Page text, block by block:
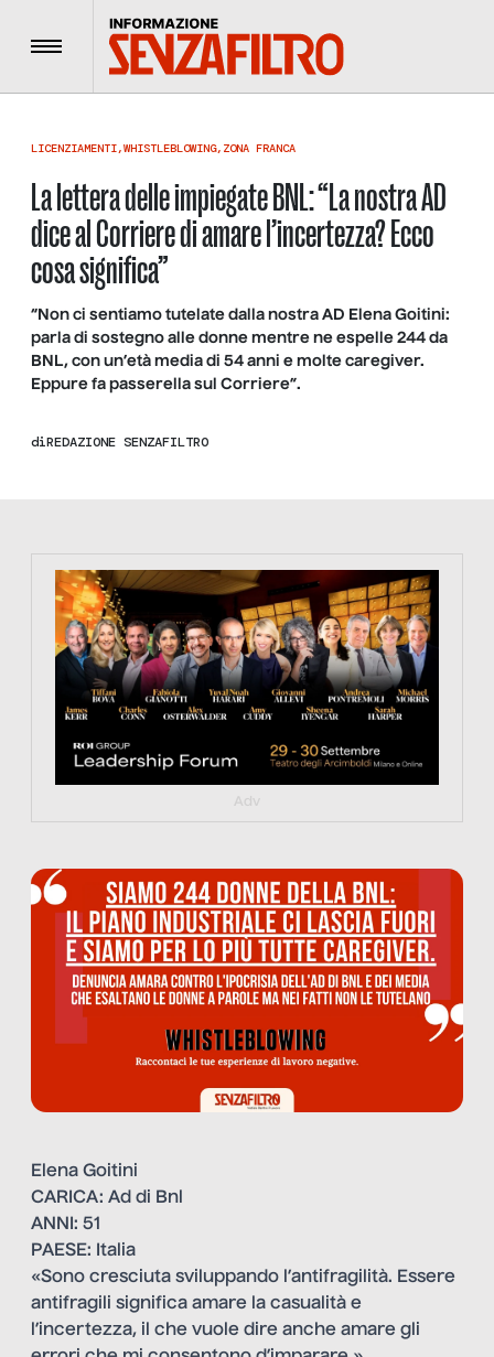
Menu
LICENZIAMENTI,WHISTLEBLOWING, ZONA FRANCA
La lettera delle impiegate BNL: “La nostra AD
dice al Corriere di amare l’incertezza? Ecco
cosa significa”
“Non ci sentiamo tutelate dalla nostra AD Elena Goitini:
parla di sostegno alle donne mentre ne espelle 244 da
BNL, con un’età media di 54 anni e molte caregiver.
Eppure fa passerella sul Corriere”.
diREDAZIONE SENZAFILTRO
https://tinyurl.com/363fvfm9
Adv
Elena Goitini
CARICA: Ad di Bnl
ANNI: 51
PAESE: Italia
«Sono cresciuta sviluppando l’antifragilità. Essere
antifragili significa amare la casualità e
l’incertezza, il che vuole dire anche amare gli